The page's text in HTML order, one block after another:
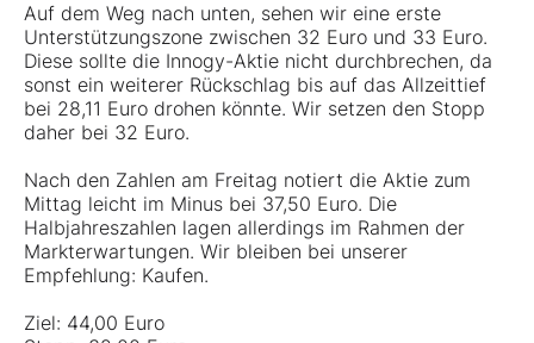
Auf dem Weg nach unten, sehen wir eine erste
Unterstützungszone zwischen 32 Euro und 33 Euro.
Diese sollte die Innogy-Aktie nicht durchbrechen, da
sonst ein weiterer Rückschlag bis auf das Allzeittief
bei 28,11 Euro drohen könnte. Wir setzen den Stopp
daher bei 32 Euro.
Nach den Zahlen am Freitag notiert die Aktie zum
Mittag leicht im Minus bei 37,50 Euro. Die
Halbjahreszahlen lagen allerdings im Rahmen der
Markterwartungen. Wir bleiben bei unserer
Empfehlung: Kaufen.
Ziel: 44,00 Euro